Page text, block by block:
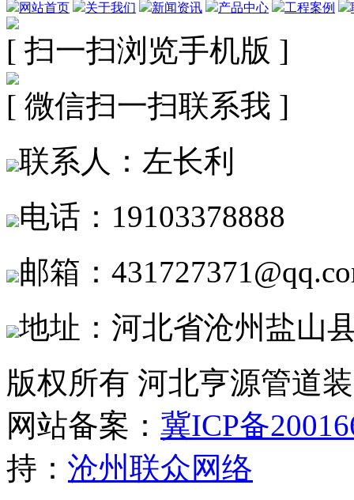
网站首页 关于我们 新闻资讯 产品中心 工程案例
[ 扫一扫浏览手机版 ]
[ 微信扫一扫联系我 ]
联系人：左长利
电话：19103378888
邮箱：
地址：河北省沧州盐山
版权所有 河北亨源管道
网站备案： 冀ICP备
持： 沧州联众网络